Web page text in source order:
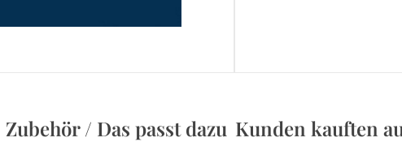
Zubehör / Das passt dazu Kunden kauften